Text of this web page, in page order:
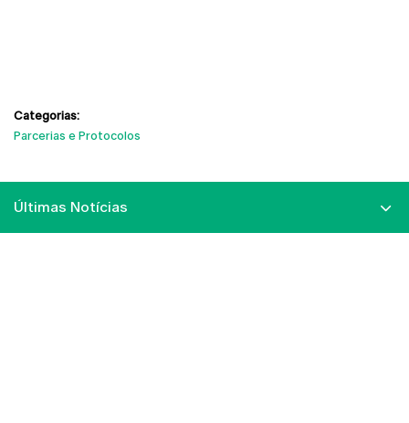
Categorias:
Parcerias e Protocolos
Últimas Notícias